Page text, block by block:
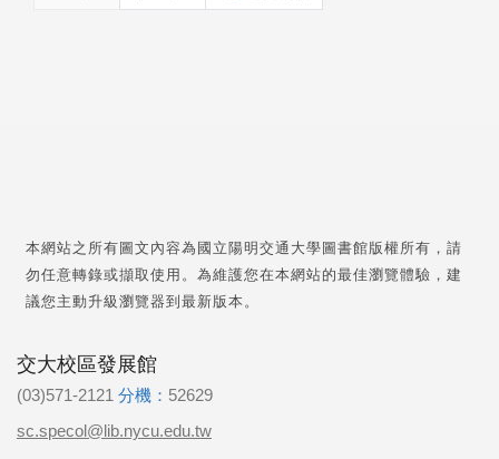
本網站之所有圖文內容為國立陽明交通大學圖書館版權所有，請
勿任意轉錄或擷取使用。為維護您在本網站的最佳瀏覽體驗，建
議您主動升級瀏覽器到最新版本。
交大校區發展館
(03)571-2121 分機： 52629
sc.specol@lib.nycu.edu.tw